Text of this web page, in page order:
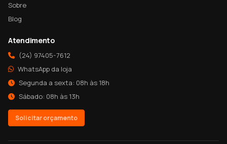
Sobre
Blog
Atendimento
(24) 97405-7612
WhatsApp da loja
Segunda a sexta: 08h às 18h
Sábado: 08h às 13h
Solicitar orçamento